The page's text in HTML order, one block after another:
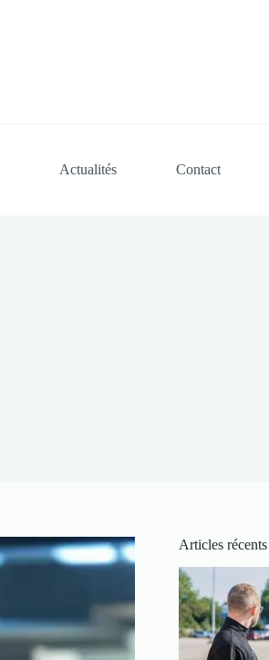
Actualités Contact
Articles récents